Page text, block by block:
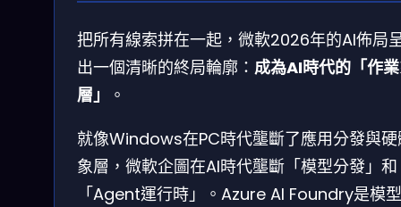
把所有線索拼在一起，微軟2026年的AI佈局
出一個清晰的終局輪廓： 成為AI時代的「作
層」
。
就像Windows在PC時代壟斷了應用分發與
象層，微軟企圖在AI時代壟斷「模型分發」和
「Agent運行時」。Azure AI Foundry是模